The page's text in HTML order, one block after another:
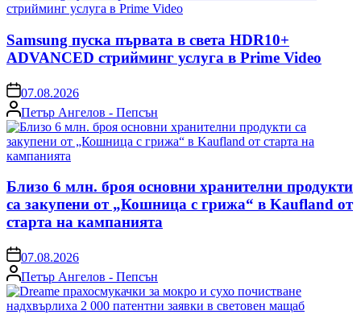
Samsung пуска първата в света HDR10+
ADVANCED стрийминг услуга в Prime Video
on07.08.2026
Posted
by
Петър Ангелов - Пепсън
Близо 6 млн. броя основни хранителни продукти
са закупени от „Кошница с грижа“ в Kaufland от
старта на кампанията
on07.08.2026
Posted
by
Петър Ангелов - Пепсън